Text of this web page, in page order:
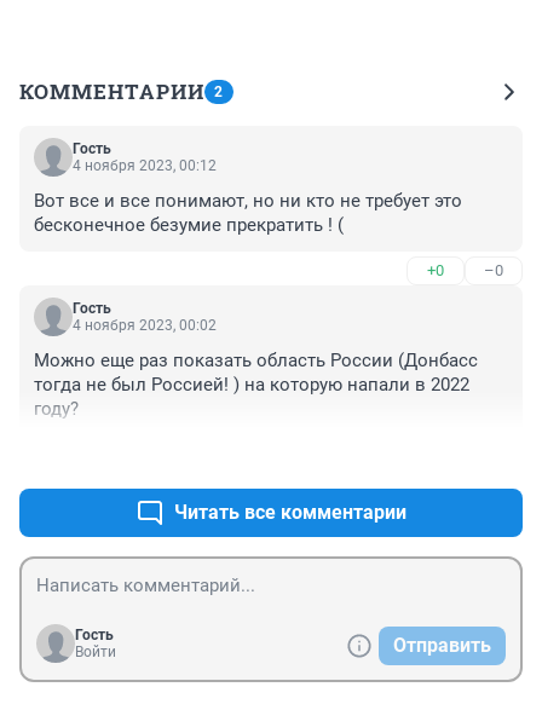
КОММЕНТАРИИ 2
Гость
4 ноября 2023, 00:12
Вот все и все понимают, но ни кто не требует это
бесконечное безумие прекратить ! (
+0 –0
Гость
4 ноября 2023, 00:02
Можно еще раз показать область России (Донбасс
тогда не был Россией! ) на которую напали в 2022
году?
Читать все комментарии
Гость
Войти
Отправить